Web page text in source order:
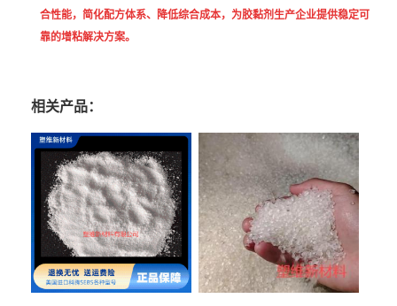
合性能，简化配方体系、降低综合成本，为胶黏剂生产企业提供稳定可
靠的增粘解决方案。
相关产品：